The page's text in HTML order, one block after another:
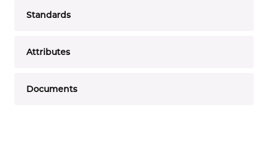
Standards
Attributes
Documents